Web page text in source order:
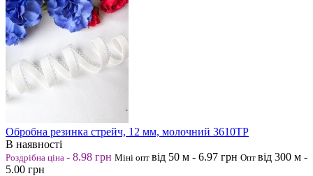
Обробна резинка стрейч, 12 мм, молочний 3610ТР
В наявності
Роздрібна ціна - 8.98 грн Міні опт від 50 м - 6.97 грн Опт від 300 м -
5.00 грн